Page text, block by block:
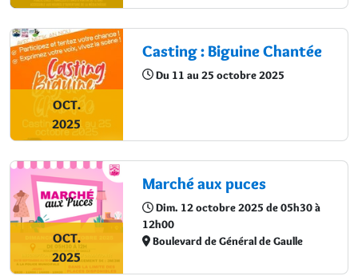
OCT.
2025
Casting : Biguine Chantée
Du 11 au 25 octobre 2025
OCT.
2025
Marché aux puces
Dim. 12 octobre 2025 de 05h30 à
12h00
Boulevard de Général de Gaulle